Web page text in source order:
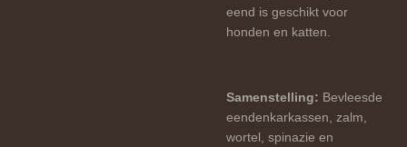
eend is geschikt voor
honden en katten.
Samenstelling: Bevleesde
eendenkarkassen, zalm,
wortel, spinazie en